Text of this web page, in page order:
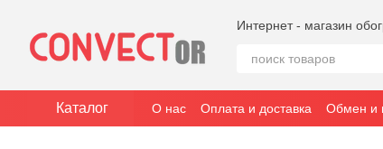
Интернет - магазин
Каталог О нас Оплата и доставка Обмен и